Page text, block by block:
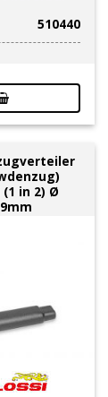
510440
(1 in 2) Ø